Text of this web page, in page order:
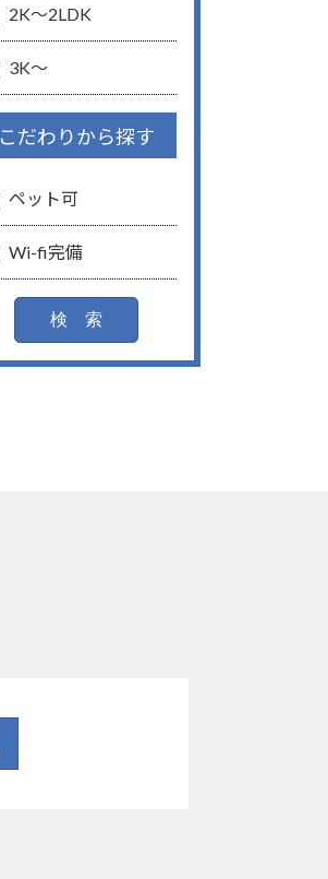
2K〜2LDK
3K〜
こだわりから探す
ペット可
Wi-fi完備